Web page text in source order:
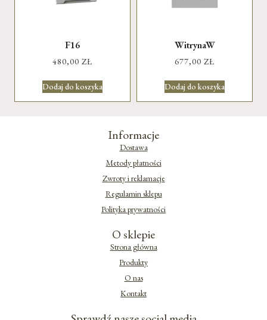
F16
480,00 ZŁ
Dodaj do koszyka
WitrynaW
677,00 ZŁ
Dodaj do koszyka
Informacje
Dostawa
Metody płatności
Zwroty i reklamacje
Regulamin sklepu
Polityka prywatności
O sklepie
Strona główna
Produkty
O nas
Kontakt